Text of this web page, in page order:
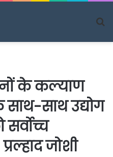
के कल्याण
साथ उद्योग
सर्वोच्च
जोशी